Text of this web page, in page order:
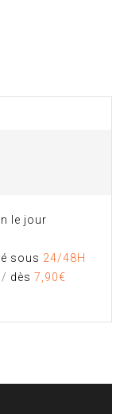
le jour
sous 24/48H
/ dès 7,90€